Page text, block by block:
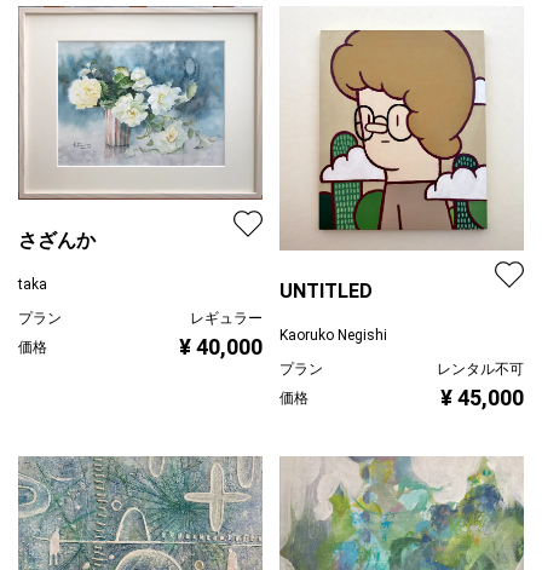
さざんか
taka
プラン
レギュラー
価格
¥ 40,000
UNTITLED
Kaoruko Negishi
プラン
レンタル不可
価格
¥ 45,000